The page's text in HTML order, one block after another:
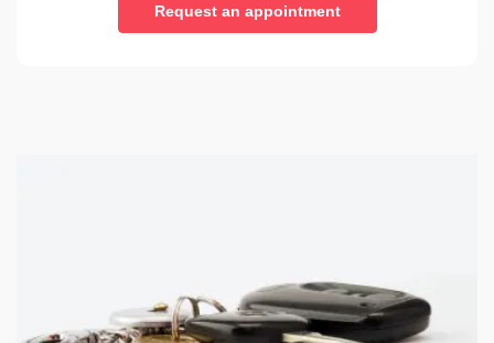
Request an appointment